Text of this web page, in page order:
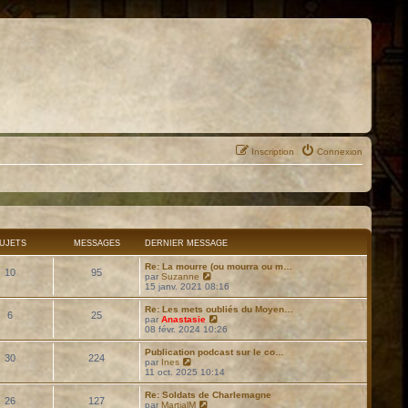
Connexion
Inscription
MESSAGES DERNIER MESSAGE
10 95
Re: La mourre (ou mourra ou m…
par Suzanne
o
n
s
u
l
r
e
d
e
15 janv. 2021 08:16
6 25
Re: Les mets oubliés du Moyen…
par Anastasie
o
n
s
l
r
08 févr. 2024 10:26
30 224
Publication podcast sur le co…
par Ines
o
n
s
u
11 oct. 2025 10:14
26 127
Re: Soldats de Charlemagne
par MartialM